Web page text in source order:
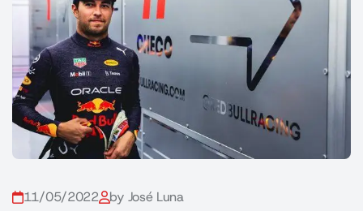
11/05/2022 by José Luna